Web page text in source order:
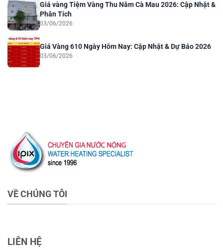
Giá vàng Tiệm Vàng Thu Năm Cà Mau 2026: Cập Nhật &
Phân Tích
03/06/2026
Giá Vàng 610 Ngày Hôm Nay: Cập Nhật & Dự Báo 2026
03/06/2026
VỀ CHÚNG TÔI
LIÊN HỆ